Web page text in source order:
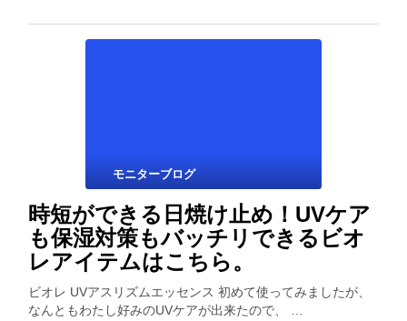
モニターブログ
時短ができる日焼け止め！UVケア
も保湿対策もバッチリできるビオ
レアイテムはこちら。
ビオレ UVアスリズムエッセンス 初めて使ってみましたが、
なんともわたし好みのUVケアが出来たので、 …